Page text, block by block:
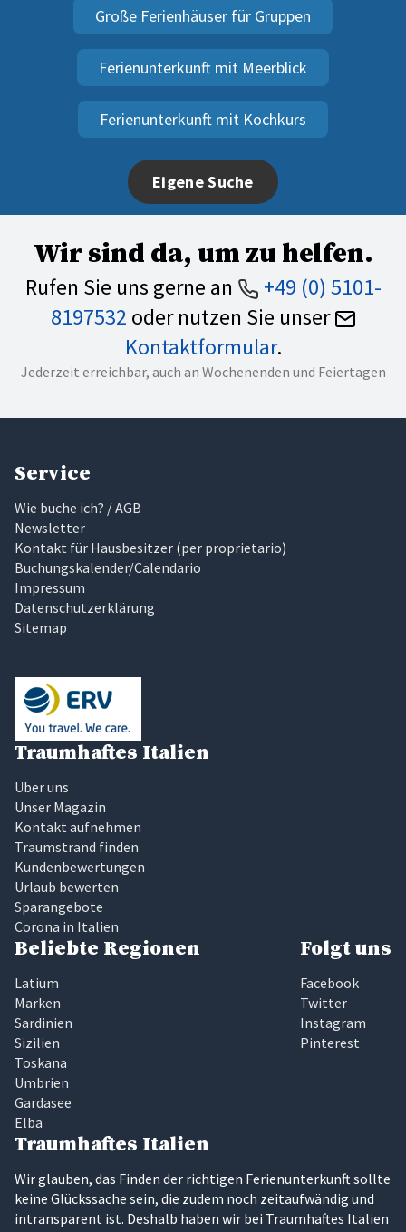
Große Ferienhäuser für Gruppen
Ferienunterkunft mit Meerblick
Ferienunterkunft mit Kochkurs
Eigene Suche
Wir sind da, um zu helfen.
Rufen Sie uns gerne an
+49 (0) 5101-
8197532 oder nutzen Sie unser
Kontaktformular.
Jederzeit erreichbar, auch an Wochenenden und Feiertagen
Service
Wie buche ich? / AGB
Newsletter
Kontakt für Hausbesitzer (per proprietario)
Buchungskalender/Calendario
Impressum
Datenschutzerklärung
Sitemap
Traumhaftes Italien
Über uns
Unser Magazin
Kontakt aufnehmen
Traumstrand finden
Kundenbewertungen
Urlaub bewerten
Sparangebote
Corona in Italien
Beliebte Regionen
Latium
Marken
Sardinien
Sizilien
Toskana
Umbrien
Gardasee
Elba
Folgt uns
Facebook
Twitter
Instagram
Pinterest
Traumhaftes Italien
Wir glauben, das Finden der richtigen Ferienunterkunft sollte
keine Glückssache sein, die zudem noch zeitaufwändig und
intransparent ist. Deshalb haben wir bei Traumhaftes Italien